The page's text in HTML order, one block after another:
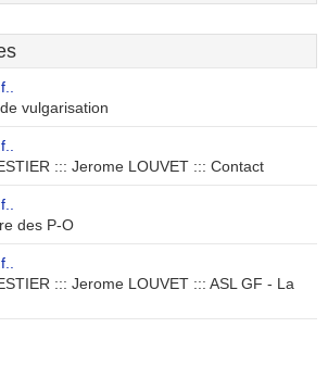
vulgarisation
::: Jerome LOUVET ::: Contact
des P-O
::: Jerome LOUVET ::: ASL GF - La